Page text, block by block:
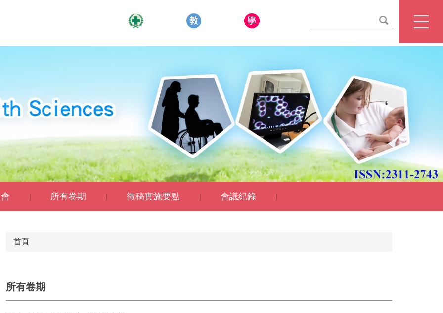
學校首頁
教務處
學術服務組
所有卷期 徵稿實施要點 會議紀錄
首頁
所有卷期